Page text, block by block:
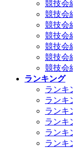
競技会
競技会
競技会
競技会
競技会
競技会
競技会
ランキング
ランキ
ランキ
ランキ
ランキ
ランキ
ランキ